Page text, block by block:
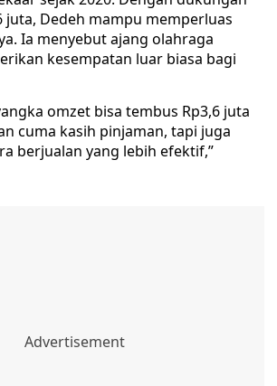
juta, Dedeh mampu memperluas
Ia menyebut ajang olahraga
kesempatan luar biasa bagi
omzet bisa tembus Rp3,6 juta
cuma kasih pinjaman, tapi juga
berjualan yang lebih efektif,”